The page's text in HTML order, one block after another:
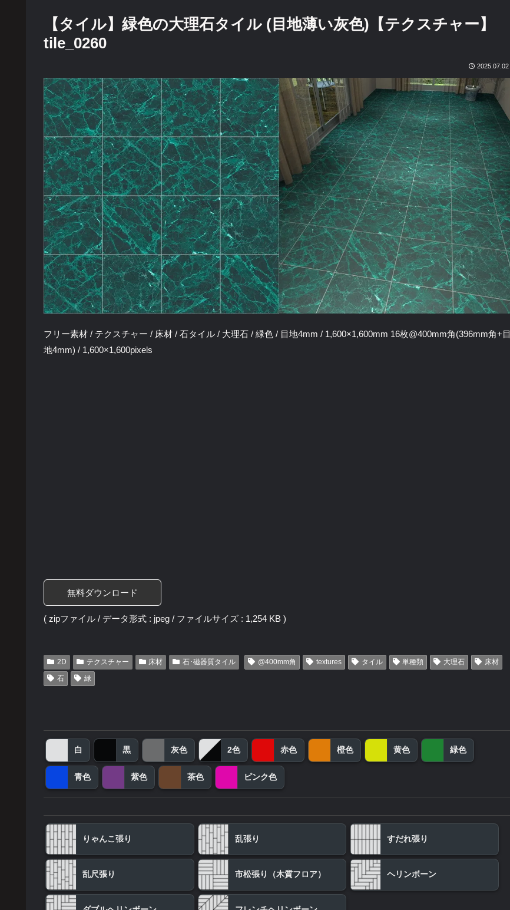
【タイル】緑色の大理石タイル (目地薄い灰色)【テクスチャー】
tile_0260
2025.07.02
フリー素材 / テクスチャー / 床材 / 石タイル / 大理石 / 緑色 / 目地4mm / 1,600×1,600mm 16枚@400mm角(396mm角+目
地4mm) / 1,600×1,600pixels
無料ダウンロード
( zipファイル / データ形式 : jpeg / ファイルサイズ : 1,254 KB )
2D テクスチャー 床材 石･磁器質タイル @400mm角 textures タイル 単種類 大理石
床材
石
緑
白 黒 灰色 2色 赤色 橙色 黄色 緑色
青色 紫色 茶色 ピンク色
りゃんこ張り 乱張り すだれ張り
乱尺張り 市松張り（木質フロア） ヘリンボーン